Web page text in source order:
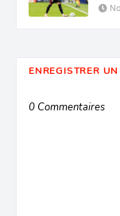
ENREGISTRER
0 Commentaires